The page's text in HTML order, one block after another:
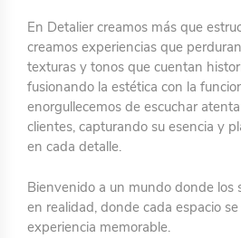
En Detalier creamos más que
creamos experiencias que
texturas y tonos que cuentan
fusionando la estética con la
enorgullecemos de escuchar
clientes, capturando su esencia y
en cada detalle.
Bienvenido a un mundo donde los
en realidad, donde cada espacio
experiencia memorable.